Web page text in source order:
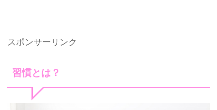
スポンサーリンク
習慣とは？